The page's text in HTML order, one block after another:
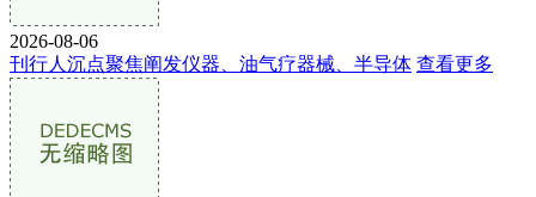
2026-08-06
刊行人沉点聚焦阐发仪器、油气疗器械、半导体 查看更多